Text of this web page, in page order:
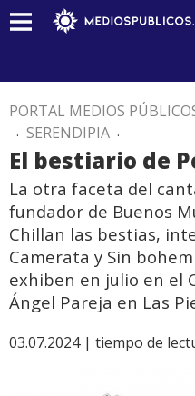
PORTAL MEDIOS
. SERENDIPIA .
El bestiario de
La otra faceta del
fundador de Buenos
Chillan las bestias,
Camerata y Sin
exhiben en julio en el
Ángel Pareja en Las
03.07.2024 | tiempo de